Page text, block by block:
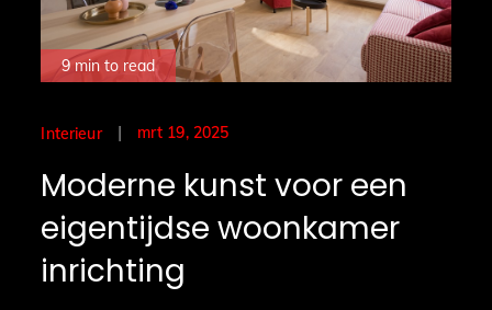
9 min to read
Interieur
Posted
mrt 19, 2025
Moderne kunst voor een
eigentijdse woonkamer
inrichting